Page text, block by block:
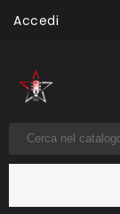
Accedi